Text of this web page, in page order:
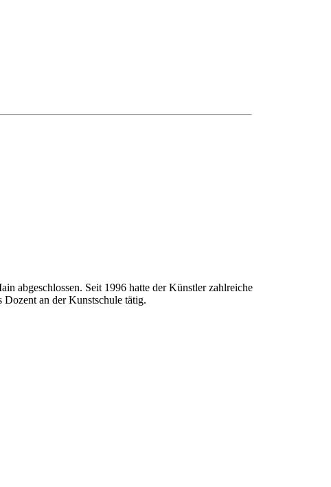
abgeschlossen. Seit 1996 hatte der Künstler zahlreiche
an der Kunstschule tätig.